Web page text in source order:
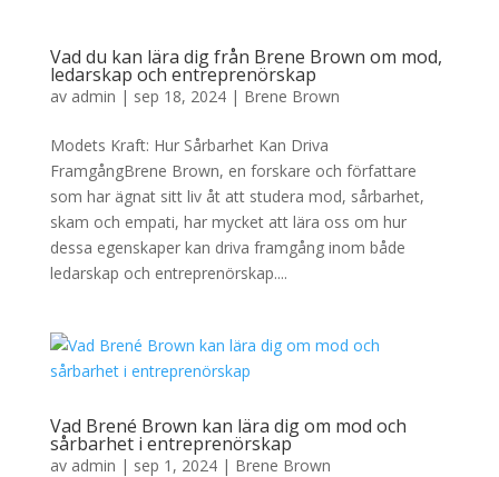
Vad du kan lära dig från Brene Brown om mod,
ledarskap och entreprenörskap
av admin | sep 18, 2024| Brene Brown
Modets Kraft: Hur Sårbarhet Kan Driva
FramgångBrene Brown, en forskare och författare
som har ägnat sitt liv åt att studera mod, sårbarhet,
skam och empati, har mycket att lära oss om hur
dessa egenskaper kan driva framgång inom både
ledarskap och entreprenörskap....
Vad Brené Brown kan lära dig om mod och
sårbarhet i entreprenörskap
av admin | sep 1, 2024| Brene Brown